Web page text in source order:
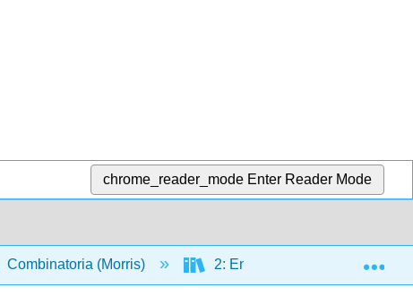
chrome_reader_mode Enter Reader Mode
Combinatoria (Morris) 2: Enumeración 10: